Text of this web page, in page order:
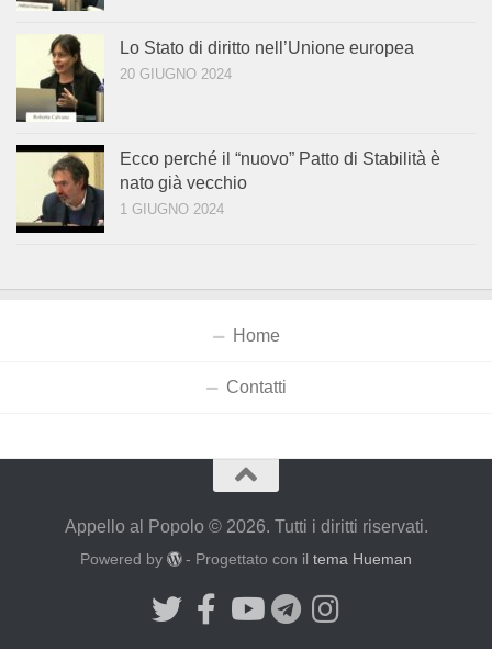
Lo Stato di diritto nell’Unione europea
20 GIUGNO 2024
Ecco perché il “nuovo” Patto di Stabilità è
nato già vecchio
1 GIUGNO 2024
Home
Contatti
Appello al Popolo © 2026. Tutti i diritti riservati.
Powered by - Progettato con iltema Hueman